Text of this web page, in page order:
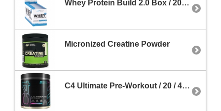
Whey Protein Build 2.0 Box / 20 x 31 g
Micronized Creatine Powder
C4 Ultimate Pre-Workout / 20 / 40 Servings